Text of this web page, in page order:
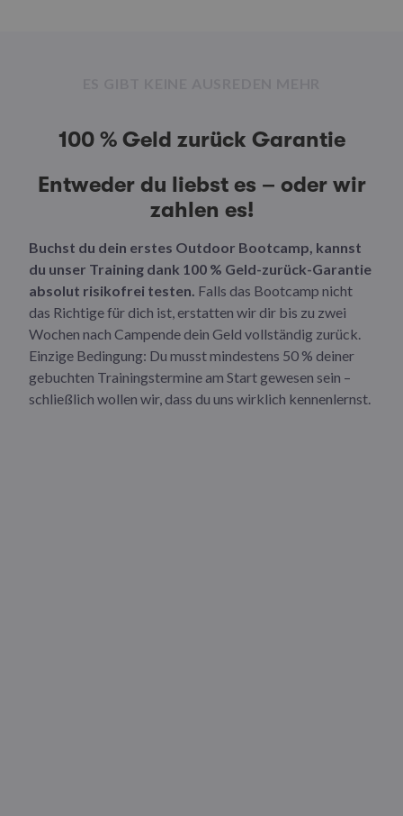
100 % Geld zurück Garantie
Entweder du liebst es – oder wir
zahlen es!
Buchst du dein erstes Outdoor Bootcamp, kannst
du unser Training dank 100 % Geld-zurück-Garantie
absolut risikofrei testen. Falls das Bootcamp nicht
das Richtige für dich ist, erstatten wir dir bis zu zwei
Wochen nach Campende dein Geld vollständig zurück.
Einzige Bedingung: Du musst mindestens 50 % deiner
gebuchten Trainingstermine am Start gewesen sein –
schließlich wollen wir, dass du uns wirklich kennenlernst.